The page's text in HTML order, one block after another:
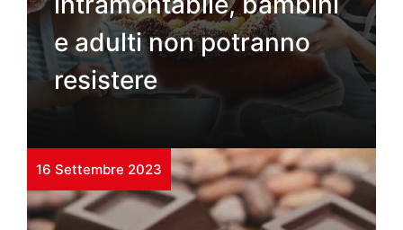
e adulti non potranno
resistere
16 Settembre 2023